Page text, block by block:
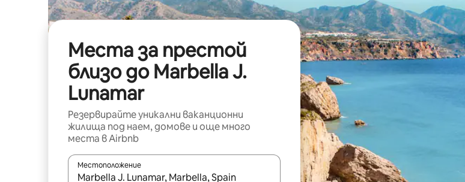
Места за престой
близо до Marbella J.
Lunamar
Резервирайте уникални ваканционни
жилища под наем, домове и още много
места в Airbnb
Местоположение
Когато резултатите се покажат, използвайте клавишите със стрелки нагоре и надолу